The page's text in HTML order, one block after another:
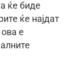
ќе биде
ќе најдат
е